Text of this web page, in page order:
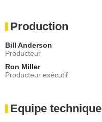
Production
Bill Anderson
Producteur
Ron Miller
Producteur exécutif
Equipe technique